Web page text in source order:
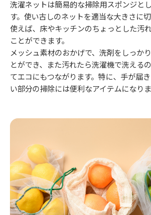
洗濯ネットは簡易的な掃除用スポンジと
す。使い古しのネットを適当な大きさに
使えば、床やキッチンのちょっとした汚
ことができます。
メッシュ素材のおかげで、洗剤をしっか
とができ、また汚れたら洗濯機で洗える
てエコにもつながります。特に、手が届
い部分の掃除には便利なアイテムになりま